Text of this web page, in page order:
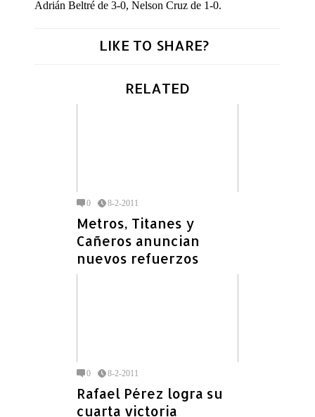
Adrián Beltré de 3-0, Nelson Cruz de 1-0.
LIKE TO SHARE?
RELATED
0 8-2-2011
Metros, Titanes y
Cañeros anuncian
nuevos refuerzos
0 8-2-2011
Rafael Pérez logra su
cuarta victoria